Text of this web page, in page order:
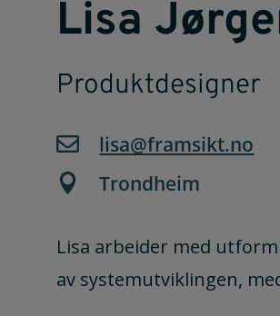
Lisa
Produktdesigner
 lisa@framsikt.no
 Trondheim
Lisa arbeider med
av systemutviklingen,